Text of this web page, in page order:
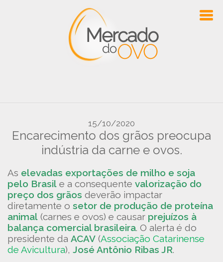
15/10/2020
Encarecimento dos grãos preocupa
indústria da carne e ovos.
As elevadas exportações de milho e soja
pelo Brasil e a consequente valorização do
preço dos grãos deverão impactar
diretamente o setor de produção de proteína
animal (carnes e ovos) e causar prejuízos à
balança comercial brasileira. O alerta é do
presidente da ACAV (Associação Catarinense
de Avicultura), José Antônio Ribas JR.